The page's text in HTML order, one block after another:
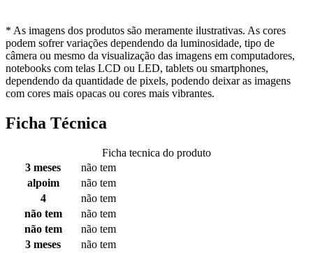
* As imagens dos produtos são meramente ilustrativas. As cores
podem sofrer variações dependendo da luminosidade, tipo de
câmera ou mesmo da visualização das imagens em computadores,
notebooks com telas LCD ou LED, tablets ou smartphones,
dependendo da quantidade de pixels, podendo deixar as imagens
com cores mais opacas ou cores mais vibrantes.
Ficha Técnica
Ficha tecnica do produto
3 meses
não tem
alpoim
não tem
4
não tem
não tem
não tem
não tem
não tem
3 meses
não tem